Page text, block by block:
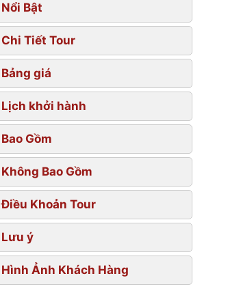
Nổi Bật
Chi Tiết Tour
Bảng giá
Lịch khởi hành
Bao Gồm
Không Bao Gồm
Điều Khoản Tour
Lưu ý
Hình Ảnh Khách Hàng